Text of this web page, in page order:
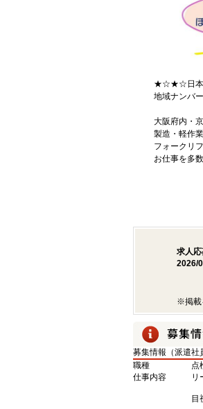
★☆★☆日本
地域ナンバ
大阪府内・
製造・軽作
フォークリ
お仕事を多
求人応
2026/
※掲載
募集情報（派遣社
職種
点
仕事内容
リ
目